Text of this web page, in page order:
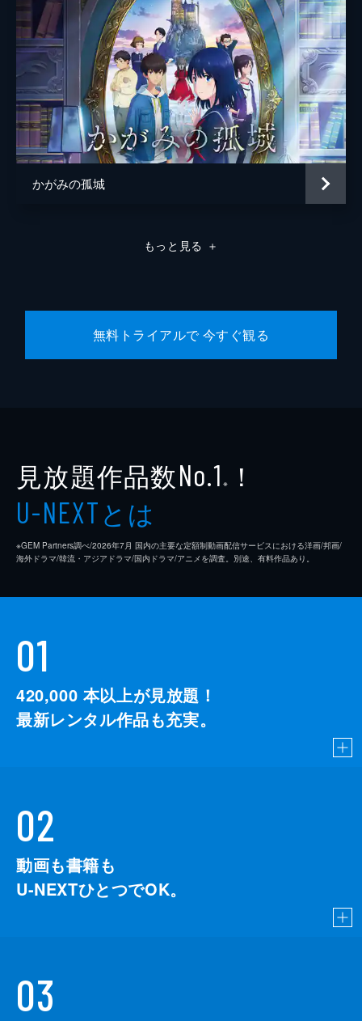
かがみの孤城
もっと見る ＋
無料トライアルで 今すぐ観る
見放題作品数No.1 ※ ！
U-NEXTとは
※GEM Partners調べ/2026年7⽉ 国内の主要な定額制動画配信サービスにおける洋画/邦画/
海外ドラマ/韓流・アジアドラマ/国内ドラマ/アニメを調査。別途、有料作品あり。
01
420,000 本以上が見放題！
最新レンタル作品も充実。
02
動画も書籍も
U-NEXTひとつでOK。
03